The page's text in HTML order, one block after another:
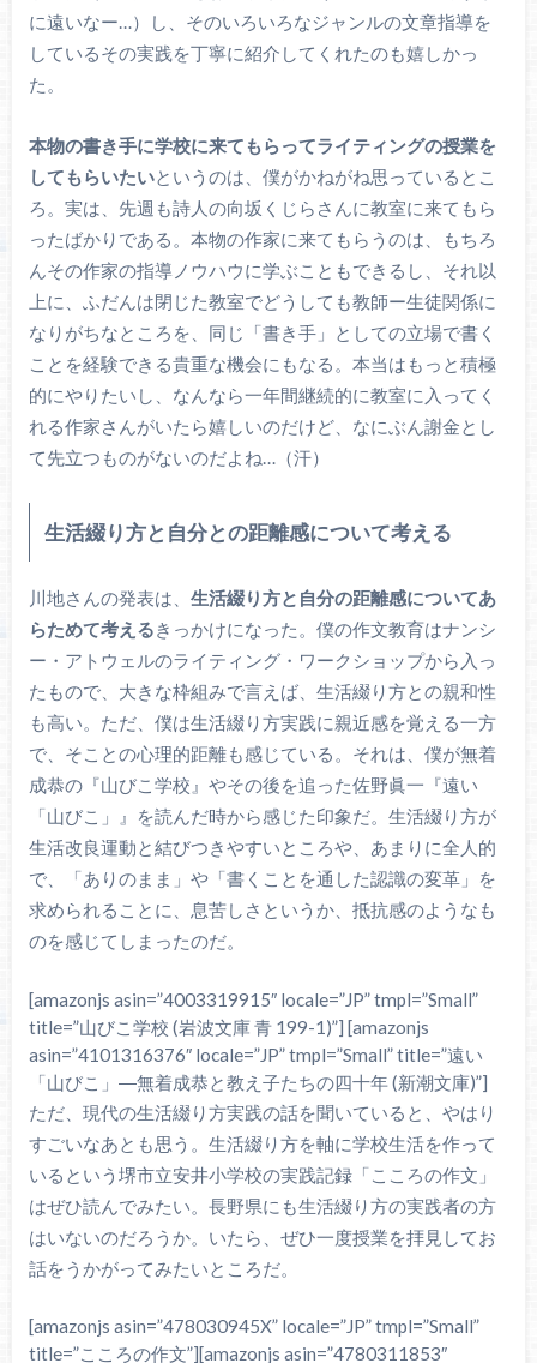
に遠いなー…）し、そのいろいろなジャンルの文章指導を
しているその実践を丁寧に紹介してくれたのも嬉しかっ
た。
本物の書き手に学校に来てもらってライティングの授業を
してもらいたいというのは、僕がかねがね思っているとこ
ろ。実は、先週も詩人の向坂くじらさんに教室に来てもら
ったばかりである。本物の作家に来てもらうのは、もちろ
んその作家の指導ノウハウに学ぶこともできるし、それ以
上に、ふだんは閉じた教室でどうしても教師ー生徒関係に
なりがちなところを、同じ「書き手」としての立場で書く
ことを経験できる貴重な機会にもなる。本当はもっと積極
的にやりたいし、なんなら一年間継続的に教室に入ってく
れる作家さんがいたら嬉しいのだけど、なにぶん謝金とし
て先立つものがないのだよね…（汗）
生活綴り方と自分との距離感について考える
川地さんの発表は、 生活綴り方と自分の距離感についてあ
らためて考えるきっかけになった。僕の作文教育はナンシ
ー・アトウェルのライティング・ワークショップから入っ
たもので、大きな枠組みで言えば、生活綴り方との親和性
も高い。ただ、僕は生活綴り方実践に親近感を覚える一方
で、そことの心理的距離も感じている。それは、僕が無着
成恭の『山びこ学校』やその後を追った佐野眞一『遠い
「山びこ」』を読んだ時から感じた印象だ。生活綴り方が
生活改良運動と結びつきやすいところや、あまりに全人的
で、「ありのまま」や「書くことを通した認識の変革」を
求められることに、息苦しさというか、抵抗感のようなも
のを感じてしまったのだ。
[amazonjs asin=”4003319915″ locale=”JP” tmpl=”Small”
title=”山びこ学校 (岩波文庫 青 199-1)”] [amazonjs
asin=”4101316376″ locale=”JP” tmpl=”Small” title=”遠い
「山びこ」―無着成恭と教え子たちの四十年 (新潮文庫)”]
ただ、現代の生活綴り方実践の話を聞いていると、やはり
すごいなあとも思う。生活綴り方を軸に学校生活を作って
いるという堺市立安井小学校の実践記録「こころの作文」
はぜひ読んでみたい。長野県にも生活綴り方の実践者の方
はいないのだろうか。いたら、ぜひ一度授業を拝見してお
話をうかがってみたいところだ。
[amazonjs asin=”478030945X” locale=”JP” tmpl=”Small”
title=”こころの作文”][amazonjs asin=”4780311853″